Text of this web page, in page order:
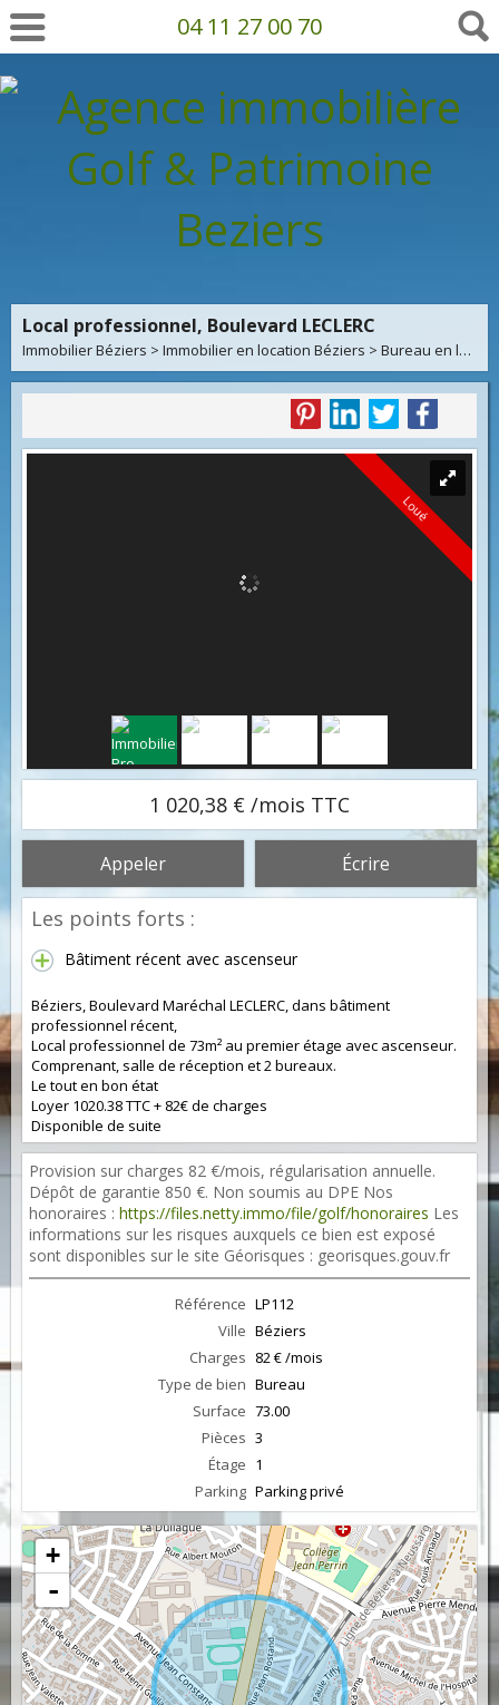
04 11 27 00 70
Local professionnel, Boulevard LECLERC
Immobilier Béziers > Immobilier en location Béziers > Bureau en location Béziers
Loué
1 020,38 € /mois TTC
Appeler Écrire
Les points forts :
Bâtiment récent avec ascenseur
Béziers, Boulevard Maréchal LECLERC, dans bâtiment
professionnel récent,
Local professionnel de 73m² au premier étage avec ascenseur.
Comprenant, salle de réception et 2 bureaux.
Le tout en bon état
Loyer 1020.38 TTC + 82€ de charges
Disponible de suite
Provision sur charges 82 €/mois, régularisation annuelle.
Dépôt de garantie 850 €. Non soumis au DPE Nos
honoraires : https://files.netty.immo/file/golf/honoraires Les
informations sur les risques auxquels ce bien est exposé
sont disponibles sur le site Géorisques : georisques.gouv.fr
Référence LP112
Ville Béziers
Charges 82 € /mois
Type de bien Bureau
Surface 73.00
Pièces 3
Étage 1
Parking Parking privé
+
-